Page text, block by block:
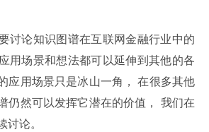
讨论知识图谱在互联网金融行业中的
用场景和想法都可以延伸到其他的各
应用场景只是冰山一角， 在很多其他
仍然可以发挥它潜在的价值， 我们在
讨论。